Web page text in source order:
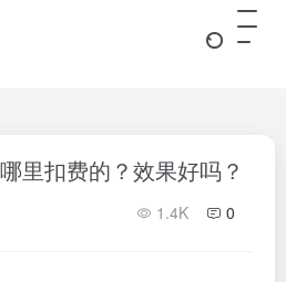
里扣费的？效果好吗？
1.4K 0